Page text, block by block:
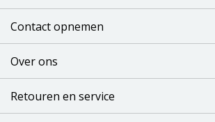
Contact opnemen
Over ons
Retouren en service